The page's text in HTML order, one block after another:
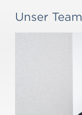
Unser Team